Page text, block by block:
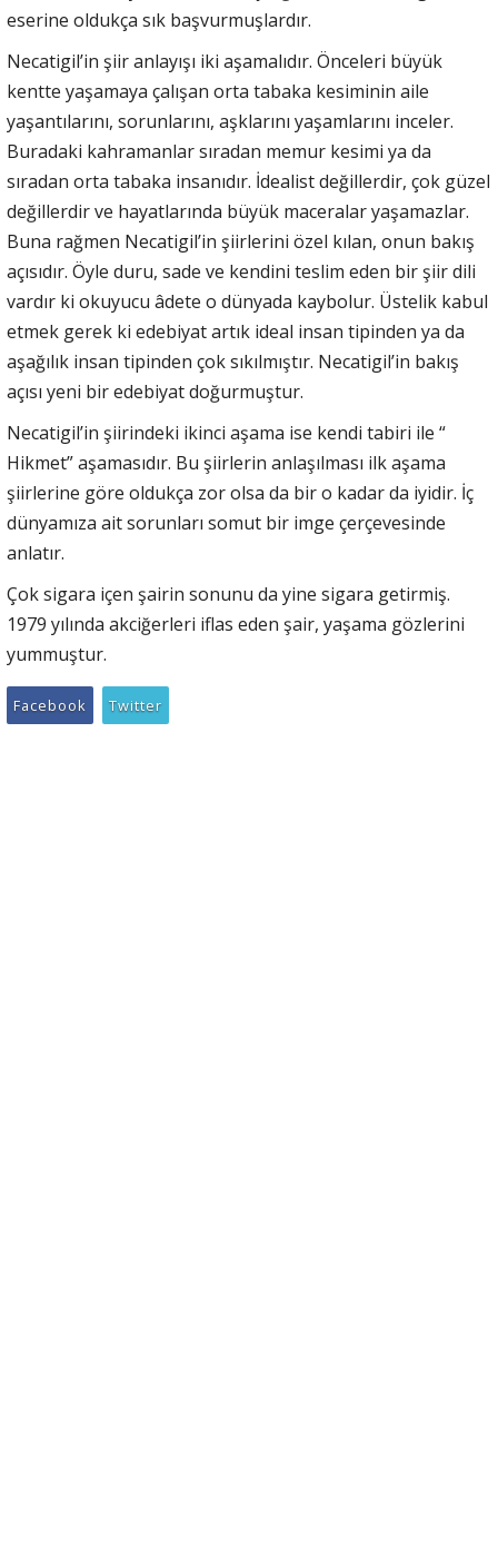
eserine oldukça sık başvurmuşlardır.
Necatigil’in şiir anlayışı iki aşamalıdır. Önceleri büyük
kentte yaşamaya çalışan orta tabaka kesiminin aile
yaşantılarını, sorunlarını, aşklarını yaşamlarını inceler.
Buradaki kahramanlar sıradan memur kesimi ya da
sıradan orta tabaka insanıdır. İdealist değillerdir, çok güzel
değillerdir ve hayatlarında büyük maceralar yaşamazlar.
Buna rağmen Necatigil’in şiirlerini özel kılan, onun bakış
açısıdır. Öyle duru, sade ve kendini teslim eden bir şiir dili
vardır ki okuyucu âdete o dünyada kaybolur. Üstelik kabul
etmek gerek ki edebiyat artık ideal insan tipinden ya da
aşağılık insan tipinden çok sıkılmıştır. Necatigil’in bakış
açısı yeni bir edebiyat doğurmuştur.
Necatigil’in şiirindeki ikinci aşama ise kendi tabiri ile “
Hikmet” aşamasıdır. Bu şiirlerin anlaşılması ilk aşama
şiirlerine göre oldukça zor olsa da bir o kadar da iyidir. İç
dünyamıza ait sorunları somut bir imge çerçevesinde
anlatır.
Çok sigara içen şairin sonunu da yine sigara getirmiş.
1979 yılında akciğerleri iflas eden şair, yaşama gözlerini
yummuştur.
Facebook Twitter